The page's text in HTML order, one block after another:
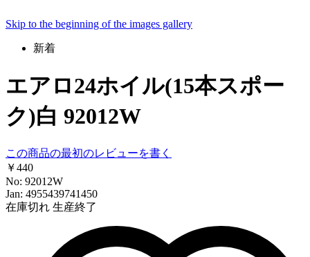
Skip to the beginning of the images gallery
新着
エアロ24ホイル(15本スポー
ク)白 92012W
この商品の最初のレビューを書く
￥440
No: 92012W
Jan: 4955439741450
在庫切れ 生産終了